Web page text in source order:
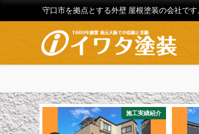
守口市を拠点とする外壁 屋根塗装の会社で
お客様の声 施工実績紹介